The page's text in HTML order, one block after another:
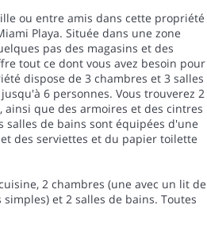
ou entre amis dans cette propriété
Playa. Située dans une zone
pas des magasins et des
tout ce dont vous avez besoin pour
dispose de 3 chambres et 3 salles
6 personnes. Vous trouverez 2
que des armoires et des cintres
salles de bains sont équipées d'une
des serviettes et du papier toilette
2 chambres (une avec un lit de
et 2 salles de bains. Toutes